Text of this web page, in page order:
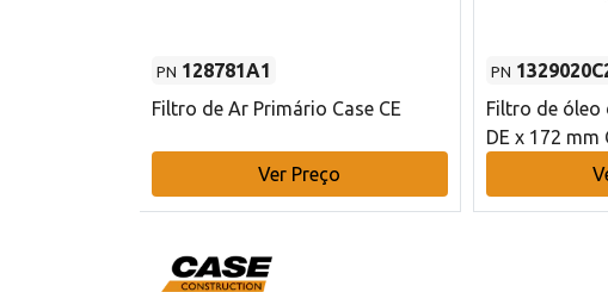
PN 128781A1
Filtro de Ar Primário Case CE
Ver Preço
PN
Filtro de
DE x 172 mm